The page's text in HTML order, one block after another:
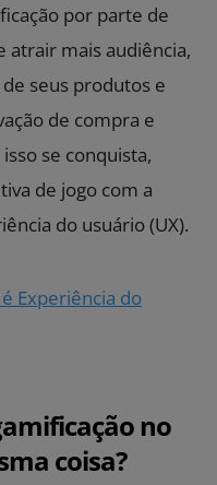
por parte de
atrair mais audiência,
seus produtos e
de compra e
se conquista,
de jogo com a
do usuário (UX).
Experiência do
no
coisa?